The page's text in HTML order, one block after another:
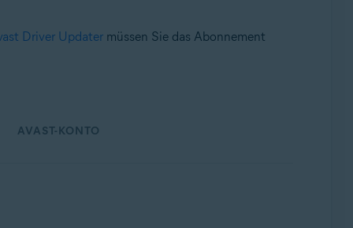
Driver Updatermüssen Sie das Abonnement
AVAST-KONTO